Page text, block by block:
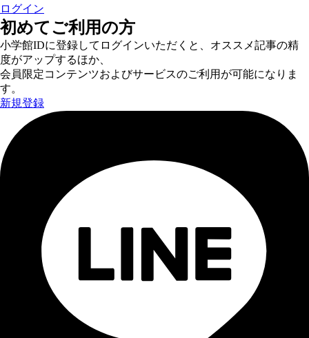
ログイン
初めてご利用の方
小学館IDに登録してログインいただくと、オススメ記事の精
度がアップするほか、
会員限定コンテンツおよびサービスのご利用が可能になりま
す。
新規登録